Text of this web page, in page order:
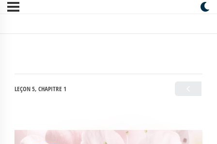
LEÇON 5, CHAPITRE 1